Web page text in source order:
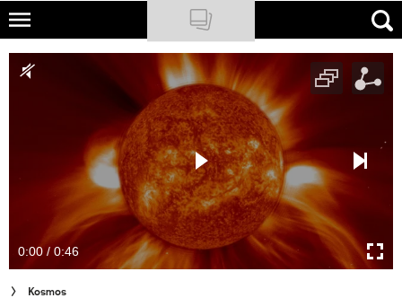
Skip
main
NATIONAL GEOGRAPHIC
Newsletter
Cuda Polski
0:00 / 0:46
Kosmos